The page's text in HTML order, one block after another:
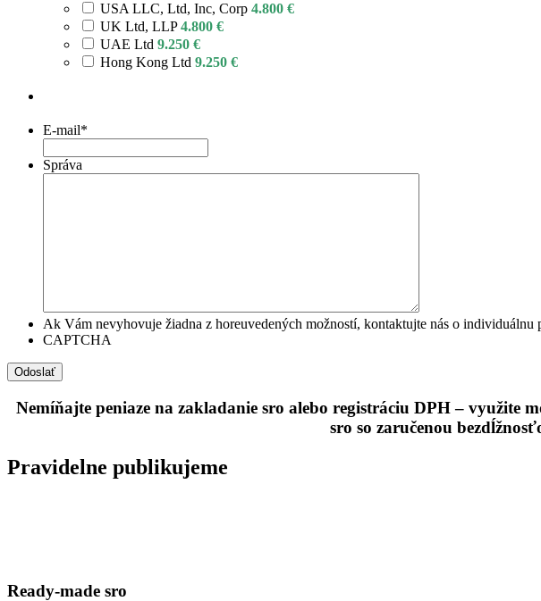
USA LLC, Ltd, Inc, Corp 4.800 €
UK Ltd, LLP4.800 €
UAE Ltd 9.250 €
Hong Kong Ltd 9.250 €
E-mail*
Správa
Ak Vám nevyhovuje žiadna z horeuvedených možností, kontaktujte nás o individuálnu
CAPTCHA
Nemíňajte peniaze na zakladanie sro alebo registráciu DPH – využite
sro so zaručenou
Pravidelne publikujeme
Ready-made sro